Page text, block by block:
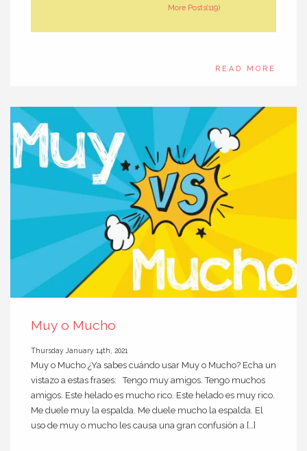
More Posts(119)
READ MORE
Muy o Mucho
Thursday January 14th, 2021
Muy o Mucho ¿Ya sabes cuándo usar Muy o Mucho? Echa un
vistazo a estas frases: Tengo muy amigos. Tengo muchos
amigos. Este helado es mucho rico. Este helado es muy rico.
Me duele muy la espalda. Me duele mucho la espalda. El
uso de muy o mucho les causa una gran confusión a […]